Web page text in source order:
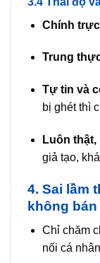
Chính trực
Trung
Tự tin và
bị ghét thì
Luôn
giả tạo,
4. Sai lầm
không bán
Chỉ chăm
nối cá